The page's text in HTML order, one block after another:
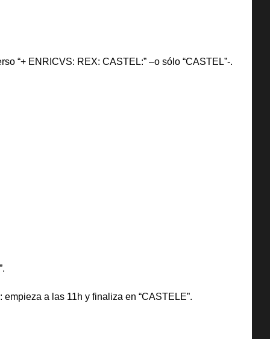
“+ ENRICVS: REX: CASTEL:” –o sólo “CASTEL”-.
a las 11h y finaliza en “CASTELE”.